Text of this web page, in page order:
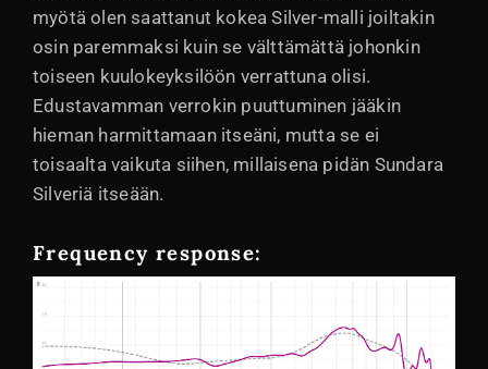
myötä olen saattanut kokea Silver-malli joiltakin
osin paremmaksi kuin se välttämättä johonkin
toiseen kuulokeyksilöön verrattuna olisi.
Edustavamman verrokin puuttuminen jääkin
hieman harmittamaan itseäni, mutta se ei
toisaalta vaikuta siihen, millaisena pidän Sundara
Silveriä itseään.
Frequency response: